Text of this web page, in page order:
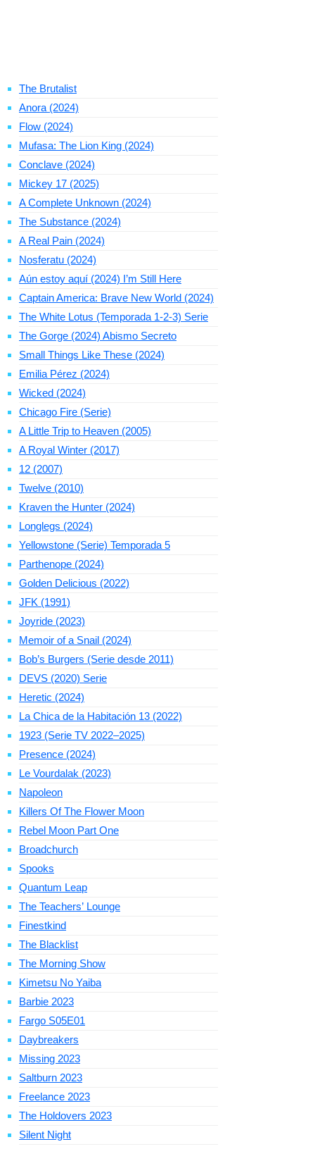
The Brutalist
Anora (2024)
Flow (2024)
Mufasa: The Lion King (2024)
Conclave (2024)
Mickey 17 (2025)
A Complete Unknown (2024)
The Substance (2024)
A Real Pain (2024)
Nosferatu (2024)
Aún estoy aquí (2024) I’m Still Here
Captain America: Brave New World (2024)
The White Lotus (Temporada 1-2-3) Serie
The Gorge (2024) Abismo Secreto
Small Things Like These (2024)
Emilia Pérez (2024)
Wicked (2024)
Chicago Fire (Serie)
A Little Trip to Heaven (2005)
A Royal Winter (2017)
12 (2007)
Twelve (2010)
Kraven the Hunter (2024)
Longlegs (2024)
Yellowstone (Serie) Temporada 5
Parthenope (2024)
Golden Delicious (2022)
JFK (1991)
Joyride (2023)
Memoir of a Snail (2024)
Bob’s Burgers (Serie desde 2011)
DEVS (2020) Serie
Heretic (2024)
La Chica de la Habitación 13 (2022)
1923 (Serie TV 2022–2025)
Presence (2024)
Le Vourdalak (2023)
Napoleon
Killers Of The Flower Moon
Rebel Moon Part One
Broadchurch
Spooks
Quantum Leap
The Teachers’ Lounge
Finestkind
The Blacklist
The Morning Show
Kimetsu No Yaiba
Barbie 2023
Fargo S05E01
Daybreakers
Missing 2023
Saltburn 2023
Freelance 2023
The Holdovers 2023
Silent Night